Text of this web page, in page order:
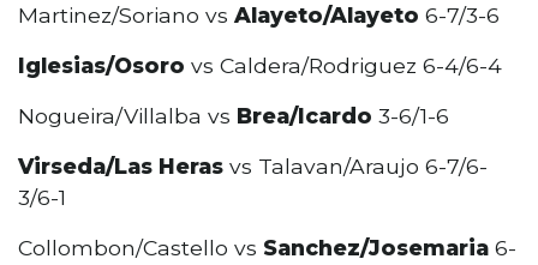
Martinez/Soriano vs Alayeto/Alayeto 6-7/3-6
Iglesias/Osoro vs Caldera/Rodriguez 6-4/6-4
Nogueira/Villalba vs Brea/Icardo 3-6/1-6
Virseda/Las Heras vs Talavan/Araujo 6-7/6-
3/6-1
Collombon/Castello vs Sanchez/Josemaria 6-